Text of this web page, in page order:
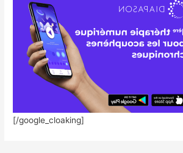
[/google_cloaking]